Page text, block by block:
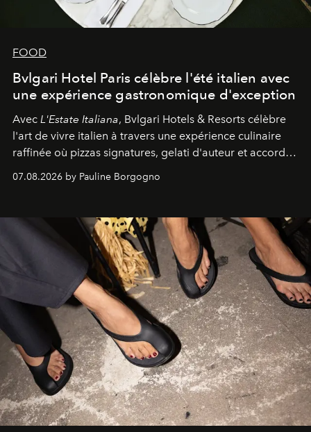
FOOD
Bvlgari Hotel Paris célèbre l'été italien avec
une expérience gastronomique d'exception
Avec L'Estate Italiana, Bvlgari Hotels & Resorts célèbre
l'art de vivre italien à travers une expérience culinaire
raffinée où pizzas signatures, gelati d'auteur et accords
d'exception composent un véritable voyage sensoriel.
07.08.2026 by Pauline Borgogno